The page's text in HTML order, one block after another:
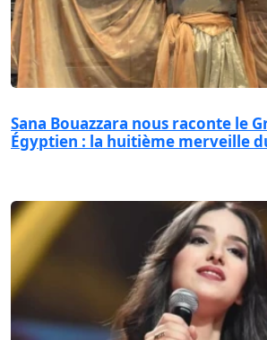
Sana Bouazzara nous raconte le
Égyptien : la huitième merveille